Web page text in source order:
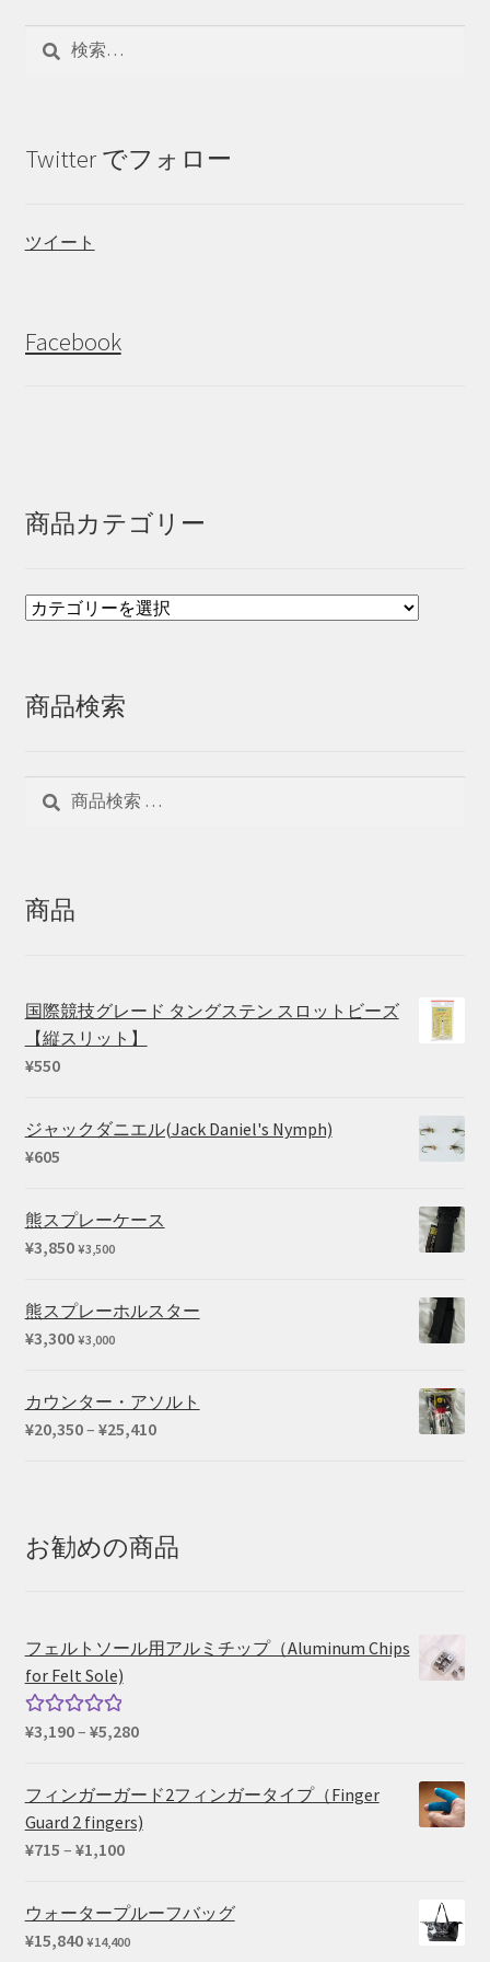
Twitter でフォロー
ツイート
Facebook
商品カテゴリー
商品検索
商品
国際競技グレード タングステン スロットビーズ
【縦スリット】
¥550
ジャックダニエル(Jack Daniel's Nymph)
¥605
熊スプレーケース
¥3,850 ¥3,500
熊スプレーホルスター
¥3,300 ¥3,000
カウンター・アソルト
¥20,350– ¥25,410価
–
¥25,410
お勧めの商品
フェルトソール用アルミチップ（Aluminum Chips
for Felt Sole)
5段階中
¥3,190– ¥5,280価
帯:
¥3,190
–
フィンガーガード2フィンガータイプ（Finger
Guard 2 fingers)
¥715 – ¥1,100価
帯:
ウォータープルーフバッグ
¥15,840 ¥14,400